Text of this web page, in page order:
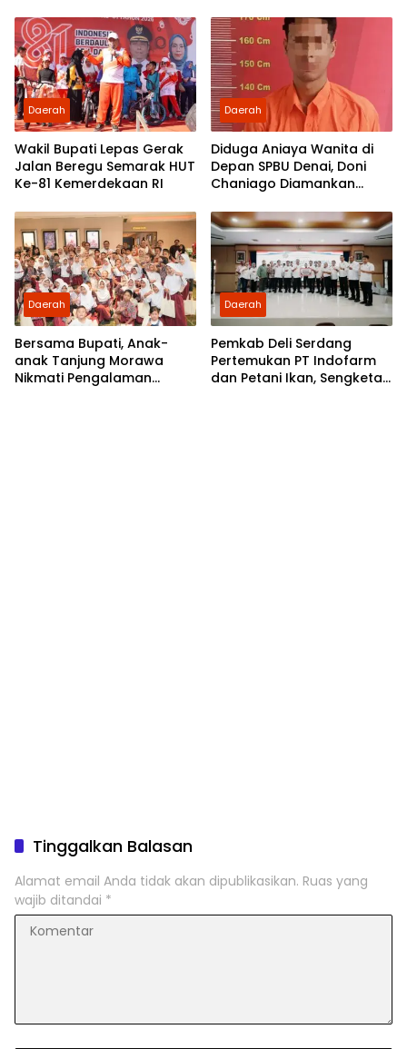
Morawa
Daerah
Wakil Bupati Lepas Gerak
Jalan Beregu Semarak HUT
Ke-81 Kemerdekaan RI
Daerah
Diduga Aniaya Wanita di
Depan SPBU Denai, Doni
Chaniago Diamankan
Daerah
Bersama Bupati, Anak-
anak Tanjung Morawa
Nikmati Pengalaman
Daerah
Pemkab Deli Serdang
Pertemukan PT Indofarm
dan Petani Ikan, Sengketa
Tinggalkan Balasan
Alamat email Anda tidak akan dipublikasikan. Ruas yang
wajib ditandai *